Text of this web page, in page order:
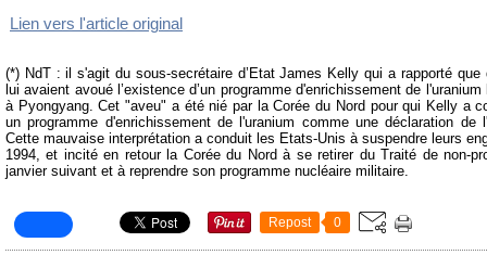
Lien vers l'article original
(*) NdT : i l s'agit du sous-secrétaire d’Etat James Kelly qui a rapporté
lui avaient avoué l’existence d’un programme d'enrichissement de
à Pyongyang. Cet "aveu" a été nié par la Corée du Nord pour qui Kelly a
un programme d'enrichissement de l'uranium comme une déclaration de
Cette mauvaise interprétation a conduit les Etats-Unis à suspendre leurs
1994, et incité en retour la Corée du Nord à se retirer du Traité de non-
janvier suivant et à reprendre son programme nucléaire militaire.
Repost 0